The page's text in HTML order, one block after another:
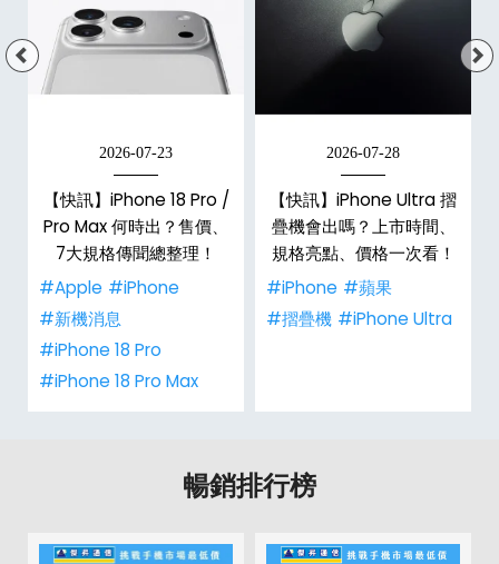
2026-07-23
【快訊】iPhone 18 Pro /
Pro Max 何時出？售價、
7大規格傳聞總整理！
#Apple #iPhone
#新機消息
#iPhone 18 Pro
#iPhone 18 Pro Max
2026-07-28
【快訊】iPhone Ultra 摺
疊機會出嗎？上市時間、
規格亮點、價格一次看！
#iPhone #蘋果
#摺疊機 #iPhone Ultra
暢銷排行榜